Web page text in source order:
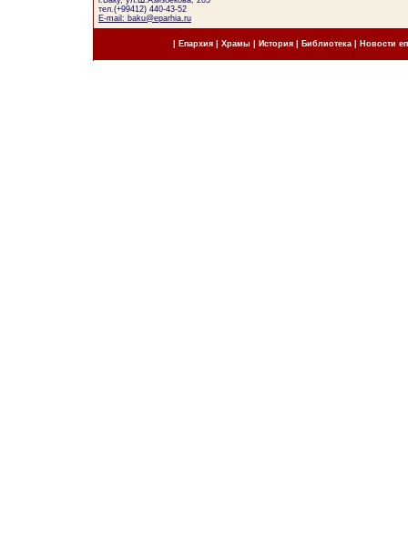
тел.(+99412) 440-43-52
E-mail: baku@eparhia.ru
Епархия| Храмы История| Библиотека Новости